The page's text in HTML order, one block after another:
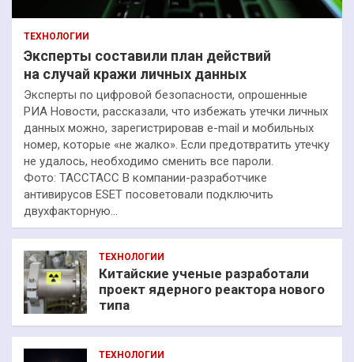
ТЕХНОЛОГИИ
Эксперты составили план действий
на случай кражи личных данных
Эксперты по цифровой безопасности, опрошенные
РИА Новости, рассказали, что избежать утечки личных
данных можно, зарегистрировав e-mail и мобильных
номер, которые «не жалко». Если предотвратить утечку
не удалось, необходимо сменить все пароли.
Фото: ТАССТАСС В компании-разработчике
антивирусов ESET посоветовали подключить
двухфакторную…
ТЕХНОЛОГИИ
Китайские ученые разработали
проект ядерного реактора нового
типа
ТЕХНОЛОГИИ